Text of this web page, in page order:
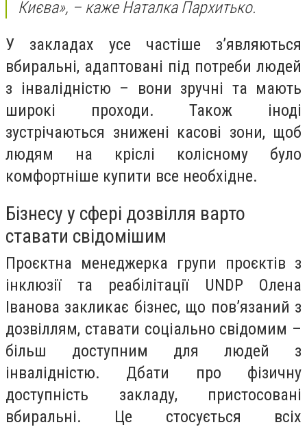
Києва», – каже Наталка Пархитько.
У закладах усе частіше зʼявляються
вбиральні, адаптовані під потреби людей
з інвалідністю – вони зручні та мають
широкі проходи. Також іноді
зустрічаються знижені касові зони, щоб
людям на кріслі колісному було
комфортніше купити все необхідне.
Бізнесу у сфері дозвілля варто
ставати свідомішим
Проєктна менеджерка групи проєктів з
інклюзії та реабілітації UNDP Олена
Іванова закликає бізнес, що пов’язаний з
дозвіллям, ставати соціально свідомим –
більш доступним для людей з
інвалідністю. Дбати про фізичну
доступність закладу, пристосовані
вбиральні. Це стосується всіх